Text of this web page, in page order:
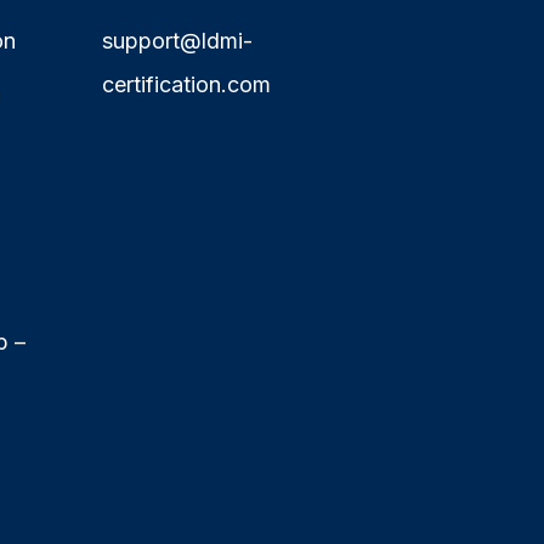
–
support@ldmi-
certification.com